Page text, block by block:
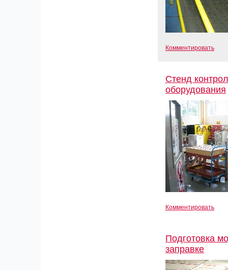
Комментировать
Стенд
оборудования
Комментировать
Подготовка
заправке